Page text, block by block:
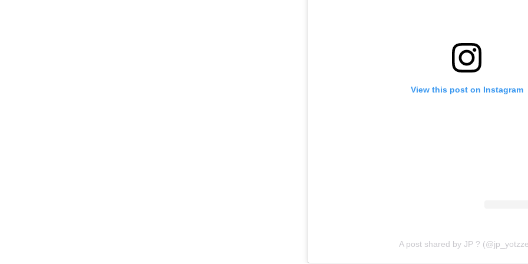
View this post on Instagram
A post shared by JP ?